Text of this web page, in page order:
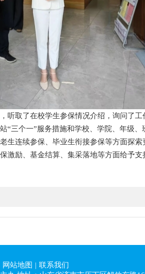
听取了在校学生参保情况介绍，询问了
“三个一”服务措施和学校、学院、年级
生连续参保、毕业生衔接参保等方面探
激励、基金结算、集采落地等方面给予
网站地图 | 联系我们